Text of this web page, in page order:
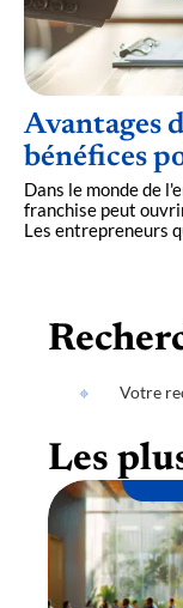
Avantages
bénéfices
Dans le monde de
franchise peut
Les entrepreneurs
Les